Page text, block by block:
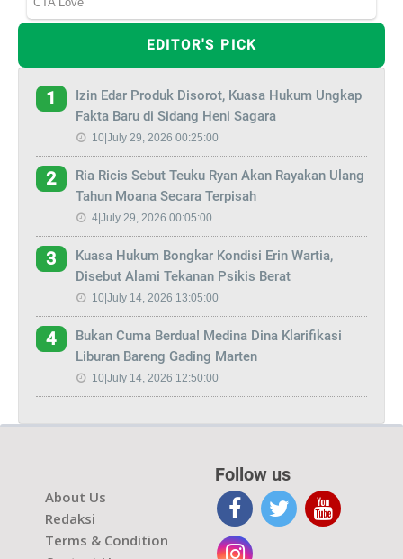
EDITOR'S PICK
1
Izin Edar Produk Disorot, Kuasa Hukum Ungkap
Fakta Baru di Sidang Heni Sagara
10|July 29, 2026 00:25:00
2
Ria Ricis Sebut Teuku Ryan Akan Rayakan Ulang
Tahun Moana Secara Terpisah
4|July 29, 2026 00:05:00
3
Kuasa Hukum Bongkar Kondisi Erin Wartia,
Disebut Alami Tekanan Psikis Berat
10|July 14, 2026 13:05:00
4
Bukan Cuma Berdua! Medina Dina Klarifikasi
Liburan Bareng Gading Marten
10|July 14, 2026 12:50:00
About Us
Redaksi
Terms & Condition
Follow us